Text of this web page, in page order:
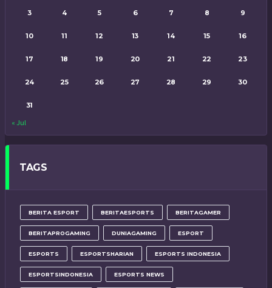
3 4 5 6 7 8 9
10 11 12 13 14 15 16
17 18 19 20 21 22 23
24 25 26 27 28 29 30
31
« Jul
TAGS
BERITA ESPORT BERITAESPORTS BERITAGAMER
BERITAPROGAMING DUNIAGAMING ESPORT
ESPORTS ESPORTSHARIAN ESPORTS INDONESIA
ESPORTSINDONESIA ESPORTS NEWS